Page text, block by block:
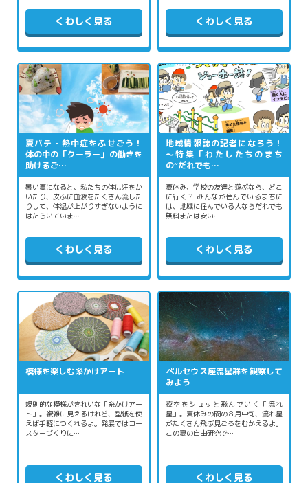
くわしく見る くわしく見る
夏バテ・熱中症をふせごう！
体の中の「クーラー」の働きを
助けるご…
暑い夏になると、私たちの体は汗をか
いたり、皮ふに血液をたくさん流した
りして、体温が上がりすぎないように
はたらいていま…
くわしく見る
地域情報誌の記者になろう！
～特集「わたしたちのまち
の“だれでも…
夏休み、学校の友達と遊ぶなら、どこ
に行く？ みんなが住んでいるまちに
は、地域に住んでいる人ならだれでも
無料または安い…
くわしく見る
模様を楽しむ糸かけアート
規則的な模様がきれいな「糸かけアー
ト」。複雑に見えるけれど、型紙を使
えば手軽につくれるよ。発展ではコー
スターづくりに…
くわしく見る
ペルセウス座流星群を観察して
みよう
夜空をシュッと飛んでいく「流れ
星」。夏休みの間の８月中旬、流れ星
がたくさん飛ぶ見ごろをむかえるよ。
この夏の自由研究で…
くわしく見る